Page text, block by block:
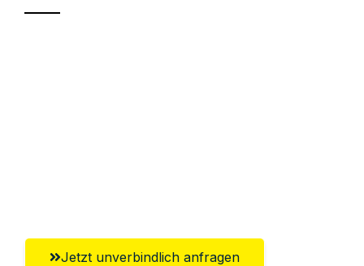
Jetzt unverbindlich anfragen